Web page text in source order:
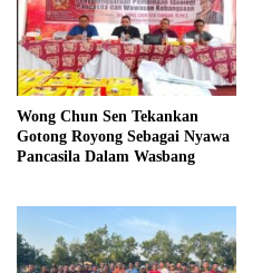
Wong Chun Sen Tekankan
Gotong Royong Sebagai Nyawa
Pancasila Dalam Wasbang